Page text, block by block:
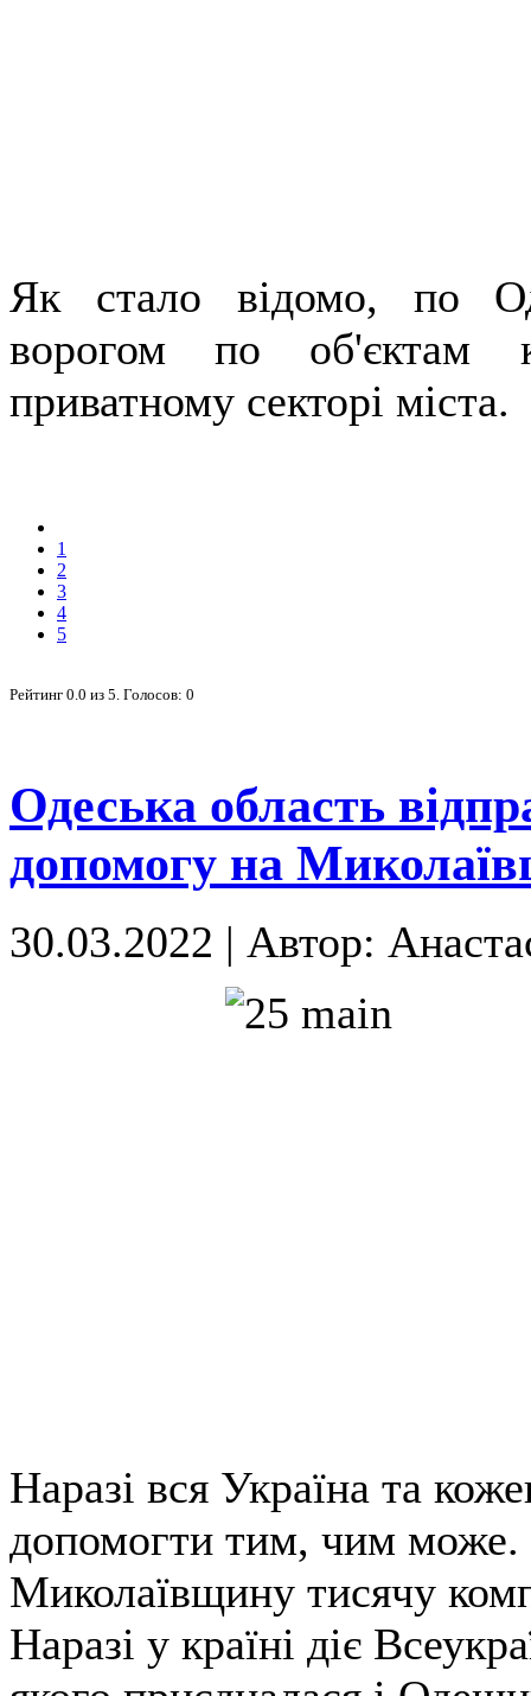
Як стало відомо, по
ворогом по об'єктам
приватному секторі міста.
1
2
3
4
5
Рейтинг 0.0 из 5 . Голосов: 0
Одеська область
допомогу на
30.03.2022 | Автор:
Наразі вся Україна та
допомогти тим, чим може.
Миколаївщину тисячу
Наразі у країні діє